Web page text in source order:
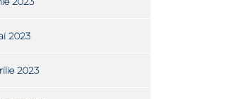
2023
2023